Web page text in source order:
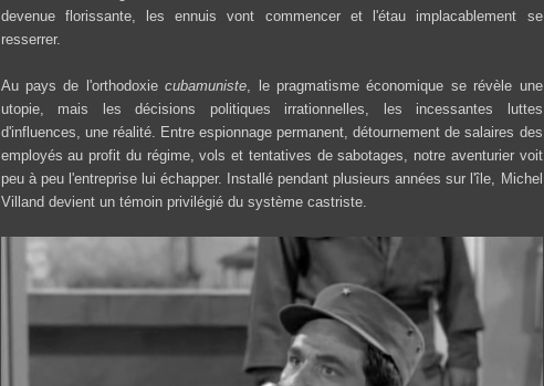
devenue florissante, les ennuis vont commencer et l'étau implacablement se
resserrer.
Au pays de l'orthodoxiecubamuniste, le pragmatisme économique se révèle une
utopie, mais les décisions politiques irrationnelles, les incessantes luttes
d'influences, une réalité. Entre espionnage permanent, détournement de salaires des
employés au profit du régime, vols et tentatives de sabotages, notre aventurier voit
peu à peu l'entreprise lui échapper. Installé pendant plusieurs années sur l'île, Michel
Villand devient un témoin privilégié du système castriste.